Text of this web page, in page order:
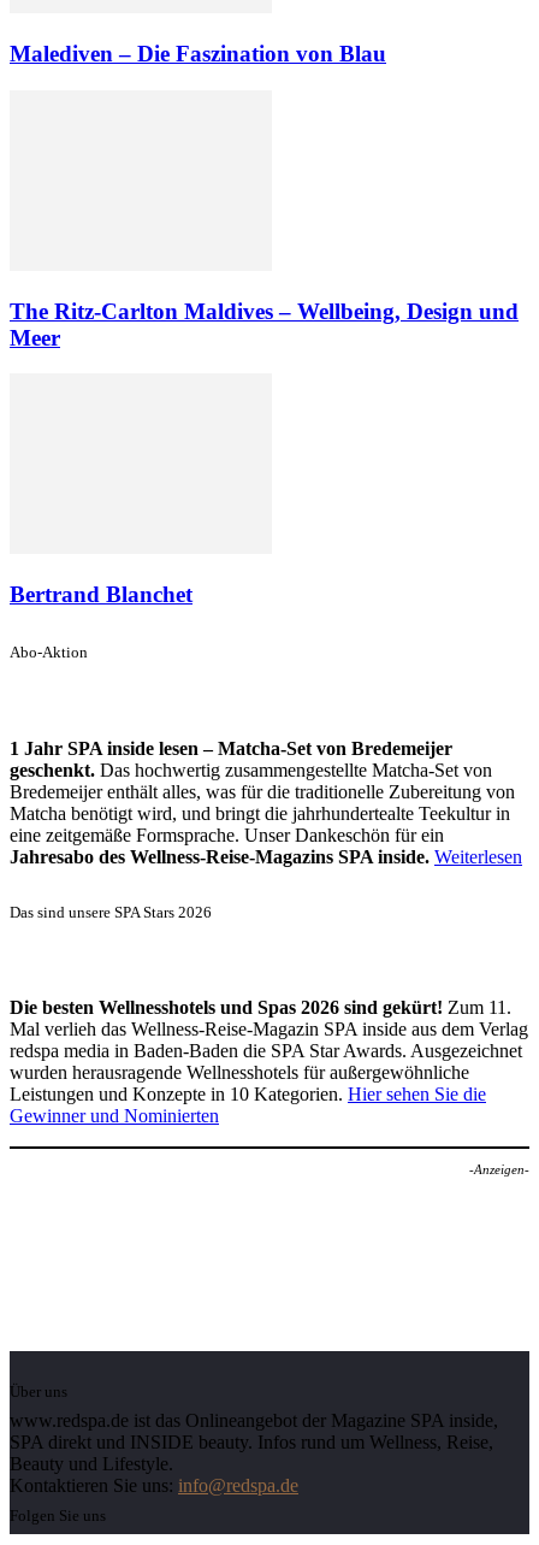
Malediven – Die Faszination von Blau
The Ritz-Carlton Maldives – Wellbeing, Design und
Meer
Bertrand Blanchet
Abo-Aktion
1 Jahr SPA inside lesen – Matcha-Set von Bredemeijer
geschenkt. Das hochwertig zusammengestellte Matcha-Set von
Bredemeijer enthält alles, was für die traditionelle Zubereitung von
Matcha benötigt wird, und bringt die jahrhundertealte Teekultur in
eine zeitgemäße Formsprache. Unser Dankeschön für ein
Jahresabo des Wellness-Reise-Magazins SPA inside. Weiterlesen
Das sind unsere SPA Stars 2026
Die besten Wellnesshotels und Spas 2026 sind gekürt! Zum 11.
Mal verlieh das Wellness-Reise-Magazin SPA inside aus dem Verlag
redspa media in Baden-Baden die SPA Star Awards. Ausgezeichnet
wurden herausragende Wellnesshotels für außergewöhnliche
Leistungen und Konzepte in 10 Kategorien. Hier sehen Sie die
Gewinner und Nominierten
-Anzeigen-
Über uns
www.redspa.de ist das Onlineangebot der Magazine SPA inside,
SPA direkt und INSIDE beauty. Infos rund um Wellness, Reise,
Beauty und Lifestyle.
Kontaktieren Sie uns: info@redspa.de
Folgen Sie uns